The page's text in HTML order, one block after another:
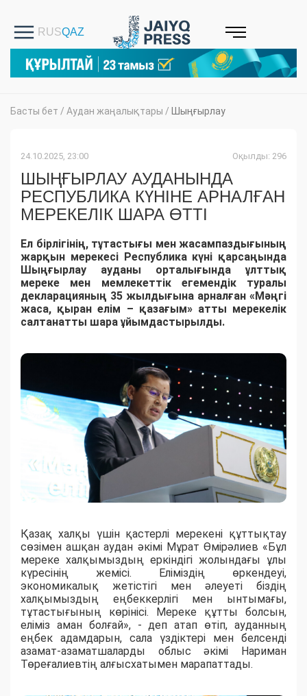
Басты бет / Аудан жаңалықтары / Шыңғырлау
24.10.2025, 23:00 Оқылды: 296
ШЫҢҒЫРЛАУ АУДАНЫНДА
РЕСПУБЛИКА КҮНІНЕ АРНАЛҒАН
МЕРЕКЕЛІК ШАРА ӨТТІ
Ел бірлігінің, тұтастығы мен жасампаздығының
жарқын мерекесі Республика күні қарсаңында
Шыңғырлау ауданы орталығында ұлттық
мереке мен мемлекеттік егемендік туралы
декларацияның 35 жылдығына арналған «Мәңгі
жаса, қыран елім – қазағым» атты мерекелік
салтанатты шара ұйымдастырылды.
Қазақ халқы үшін қастерлі мерекені құттықтау
сөзімен ашқан аудан әкімі Мұрат Өмірәлиев «Бұл
мереке халқымыздың еркіндігі жолындағы ұлы
күресінің жемісі. Еліміздің өркендеуі,
экономикалық жетістігі мен әлеуеті біздің
халқымыздың еңбеккерлігі мен ынтымағы,
тұтастығының көрінісі. Мереке құтты болсын,
еліміз аман болғай», - деп атап өтіп, ауданның
еңбек адамдарын, сала үздіктері мен белсенді
азамат-азаматшаларды облыс әкімі Нариман
Төреғалиевтің алғысхатымен марапаттады.